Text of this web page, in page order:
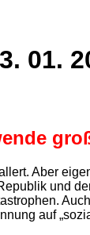
01.
Aber
und
auf